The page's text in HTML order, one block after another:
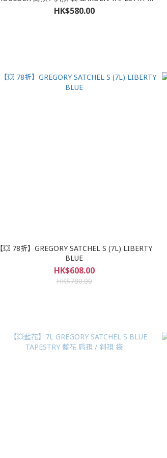
ーデンタペストリー
HK$580.00
【💥 78折】GREGORY SATCHEL S (7L) LIBERTY
BLUE
HK$608.00
HK$780.00